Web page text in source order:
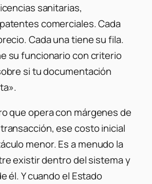
sanitarias,
comerciales. Cada
Cada una tiene su fila.
su funcionario con criterio
si tu documentación
que opera con márgenes de
ese costo inicial
menor. Es a menudo la
existir dentro del sistema y
él. Y cuando el Estado